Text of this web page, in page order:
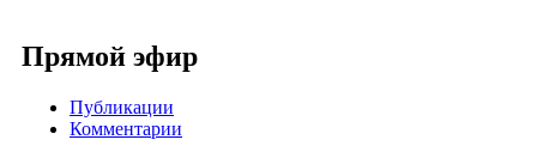
Прямой эфир
Публикации
Комментарии